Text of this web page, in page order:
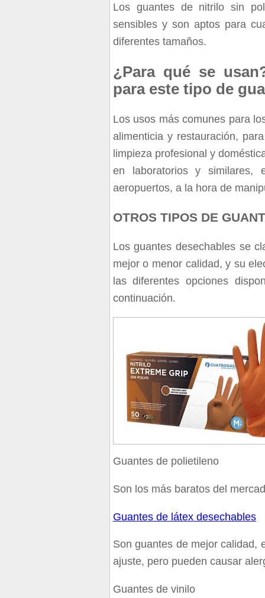
Los guantes de nitrilo sin
sensibles y son aptos para
diferentes tamaños.
¿Para qué se
para este tipo de
Los usos más comunes para
alimenticia y restauración,
limpieza profesional y
en laboratorios y similares,
aeropuertos, a la hora de
OTROS TIPOS DE
Los guantes desechables se
mejor o menor calidad, y su
las diferentes opciones
continuación.
Guantes de polietileno
Son los más baratos del
Guantes de látex desechables
Son guantes de mejor calidad,
ajuste, pero pueden causar
Guantes de vinilo